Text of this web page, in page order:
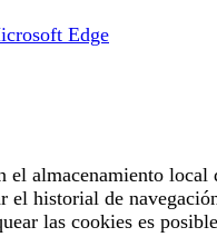
Edge
el almacenamiento local
el historial de
las cookies es